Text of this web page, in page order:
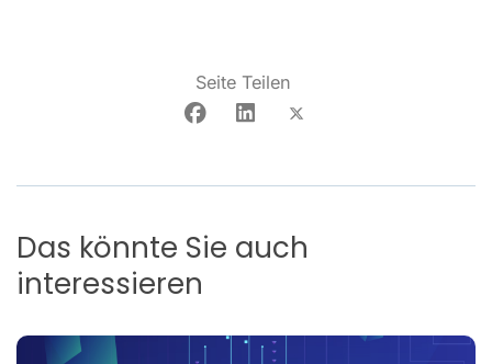
Seite Teilen
Das könnte Sie auch
interessieren